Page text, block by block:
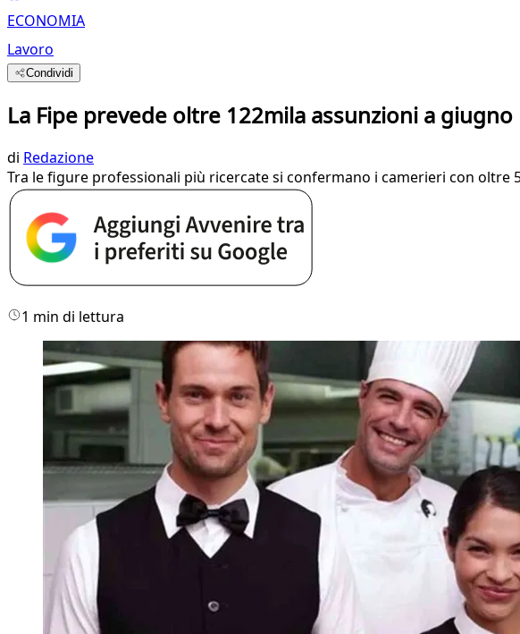
ECONOMIA
Lavoro
Condividi
La Fipe prevede oltre 122mila assunzioni a giugno
di Redazione
Tra le figure professionali più ricercate si confermano i camerieri con oltre
1 min di lettura